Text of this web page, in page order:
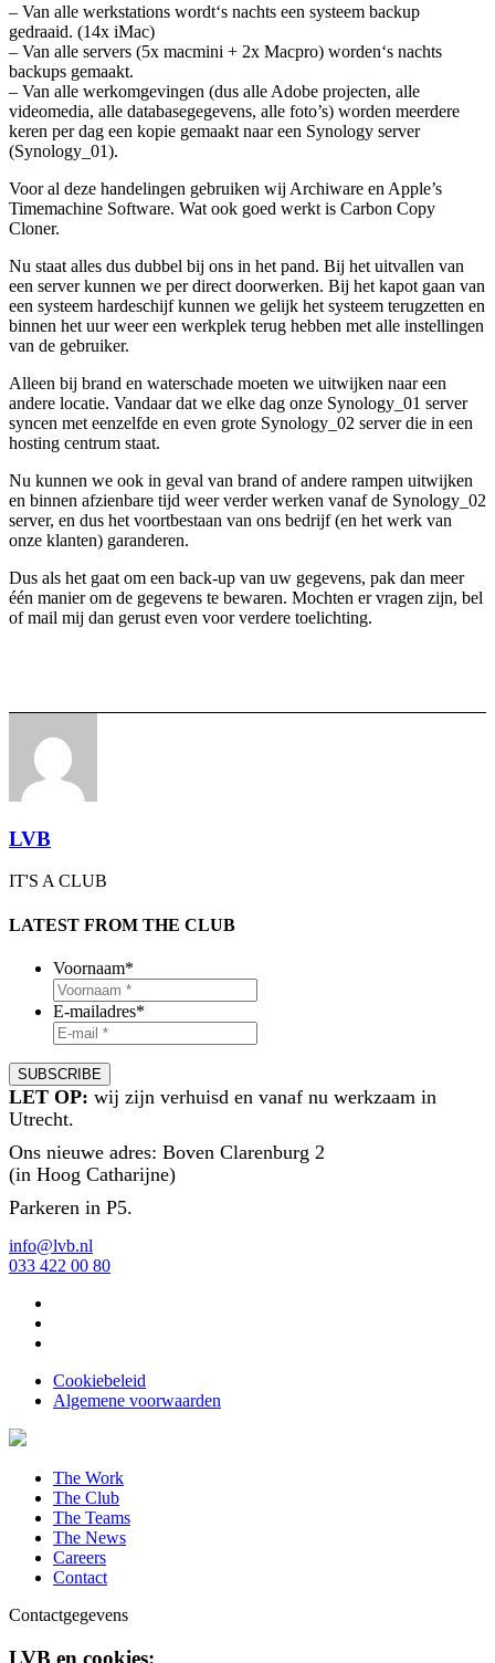
– Van alle werkstations wordt‘s nachts een systeem backup
gedraaid. (14x iMac)
– Van alle servers (5x macmini + 2x Macpro) worden‘s nachts
backups gemaakt.
– Van alle werkomgevingen (dus alle Adobe projecten, alle
videomedia, alle databasegegevens, alle foto’s) worden meerdere
keren per dag een kopie gemaakt naar een Synology server
(Synology_01).
Voor al deze handelingen gebruiken wij Archiware en Apple’s
Timemachine Software. Wat ook goed werkt is Carbon Copy
Cloner.
Nu staat alles dus dubbel bij ons in het pand. Bij het uitvallen van
een server kunnen we per direct doorwerken. Bij het kapot gaan van
een systeem hardeschijf kunnen we gelijk het systeem terugzetten en
binnen het uur weer een werkplek terug hebben met alle instellingen
van de gebruiker.
Alleen bij brand en waterschade moeten we uitwijken naar een
andere locatie. Vandaar dat we elke dag onze Synology_01 server
syncen met eenzelfde en even grote Synology_02 server die in een
hosting centrum staat.
Nu kunnen we ook in geval van brand of andere rampen uitwijken
en binnen afzienbare tijd weer verder werken vanaf de Synology_02
server, en dus het voortbestaan van ons bedrijf (en het werk van
onze klanten) garanderen.
Dus als het gaat om een back-up van uw gegevens, pak dan meer
één manier om de gegevens te bewaren. Mochten er vragen zijn, bel
of mail mij dan gerust even voor verdere toelichting.
LVB
IT'S A CLUB
LATEST FROM THE CLUB
Voornaam*
E-mailadres*
LET OP: wij zijn verhuisd en vanaf nu werkzaam in
Utrecht.
Ons nieuwe adres: Boven Clarenburg 2
(in Hoog Catharijne)
Parkeren in P5.
info@lvb.nl
033 422 00 80
Cookiebeleid
Algemene voorwaarden
The Work
The Club
The Teams
The News
Careers
Contact
Contactgegevens
LVB en cookies: